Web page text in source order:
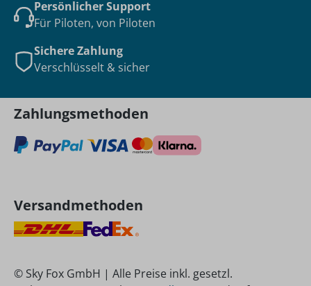
Persönlicher Support
Für Piloten, von Piloten
Sichere Zahlung
Verschlüsselt & sicher
Zahlungsmethoden
Versandmethoden
© Sky Fox GmbH | Alle Preise inkl. gesetzl.